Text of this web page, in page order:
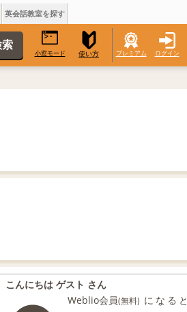
英会話教室を探す
小窓モード 使い方 プレミアム ログイン
こんにちは ゲスト さん
Weblio会員(無料) になると